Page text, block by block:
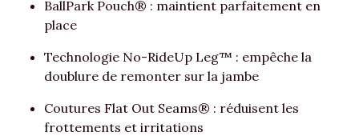
BallPark Pouch® : maintient parfaitement en
place
Technologie No-RideUp Leg™ : empêche la
doublure de remonter sur la jambe
Coutures Flat Out Seams® : réduisent les
frottements et irritations